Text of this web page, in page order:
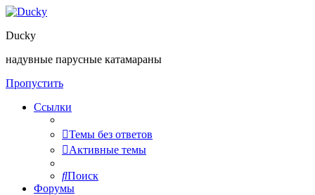
Ducky
надувные парусные катамараны
Пропустить
Ссылки
Темы без ответов
Активные темы
Поиск
Форумы